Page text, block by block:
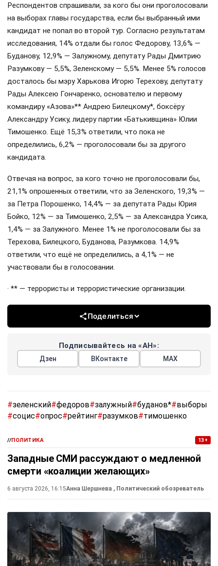
Респондентов спрашивали, за кого бы они проголосовали
на выборах главы государства, если бы выбранный ими
кандидат не попал во второй тур. Согласно результатам
исследования, 14% отдали бы голос Федорову, 13,6% —
Буданову, 12,9% — Залужному, депутату Рады Дмитрию
Разумкову — 5,5%, Зеленскому — 5,5%. Менее 5% голосов
досталось бы мэру Харькова Игорю Терехову, депутату
Рады Алексею Гончаренко, основателю и первому
командиру «Азова»** Андрею Билецкому*, боксёру
Александру Усику, лидеру партии «Батькивщина» Юлии
Тимошенко. Ещё 15,3% ответили, что пока не
определились, 6,2% — проголосовали бы за другого
кандидата.
Отвечая на вопрос, за кого точно не проголосовали бы,
21,1% опрошенных ответили, что за Зеленского, 19,3% —
за Петра Порошенко, 14,4% — за депутата Рады Юрия
Бойко, 12% — за Тимошенко, 2,5% — за Александра Усика,
1,4% — за Залужного. Менее 1% не проголосовали бы за
Терехова, Билецкого, Буданова, Разумкова. 14,9%
ответили, что ещё не определились, а 4,1% — не
участвовали бы в голосовании.
· ** — террористы и террористические организации.
Поделиться
Подписывайтесь на «АН»:
Дзен ВКонтакте МАХ
#зеленский#федоров#залужный#буданов*#выборы
#социс#опрос#рейтинг#разумков#тимошенко
//ПОЛИТИКА 13+
Западные СМИ рассуждают о медленной
смерти «коалиции желающих»
6 августа 2026, 16:15Анна Шершнева , Политический обозреватель